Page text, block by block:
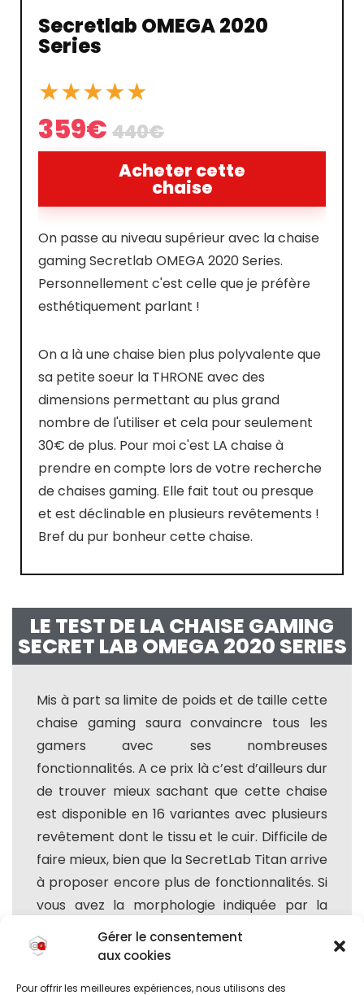
Gérer le consentement
aux cookies
Pour offrir les meilleures expériences, nous utilisons des
Secretlab OMEGA 2020
Series
★★★★★
359€ 440€
Acheter cette
chaise
On passe au niveau supérieur avec la chaise
gaming Secretlab OMEGA 2020 Series.
Personnellement c'est celle que je préfère
esthétiquement parlant !
On a là une chaise bien plus polyvalente que
sa petite soeur la THRONE avec des
dimensions permettant au plus grand
nombre de l'utiliser et cela pour seulement
30€ de plus. Pour moi c'est LA chaise à
prendre en compte lors de votre recherche
de chaises gaming. Elle fait tout ou presque
et est déclinable en plusieurs revêtements !
Bref du pur bonheur cette chaise.
LE TEST DE LA CHAISE GAMING
SECRET LAB OMEGA 2020 SERIES
Mis à part sa limite de poids et de taille cette
chaise gaming saura convaincre tous les
gamers avec ses nombreuses
fonctionnalités. A ce prix là c’est d’ailleurs dur
de trouver mieux sachant que cette chaise
est disponible en 16 variantes avec plusieurs
revêtement dont le tissu et le cuir. Difficile de
faire mieux, bien que la SecretLab Titan arrive
à proposer encore plus de fonctionnalités. Si
vous avez la morphologie indiquée par la
marque je vous conseille tout de même de
vous arrêtez sur cette version car celle-ci